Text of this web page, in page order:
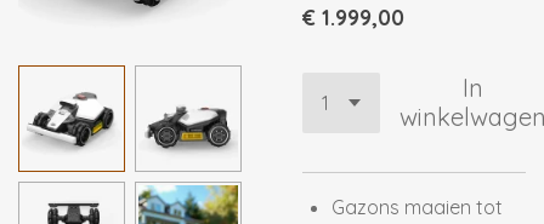
€ 1.999,00
In
Gazons maaien tot